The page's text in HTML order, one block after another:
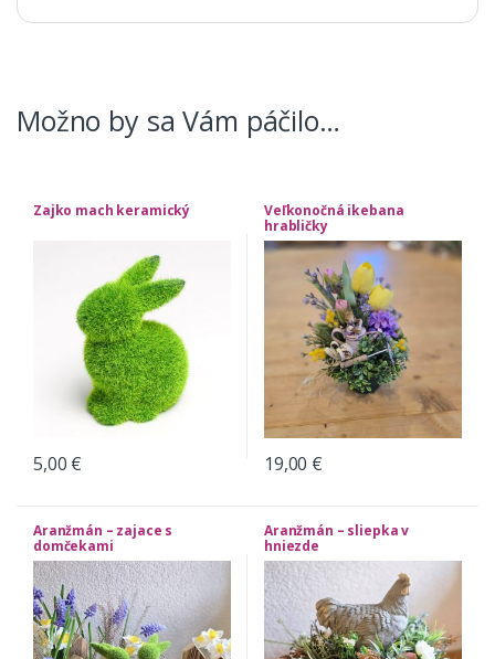
Možno by sa Vám páčilo…
Zajko mach keramický
5,00 €
Veľkonočná ikebana
hrabličky
19,00 €
Aranžmán – zajace s
domčekami
Aranžmán – sliepka v
hniezde